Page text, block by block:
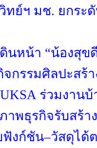
ย์ฯ มช. ยกระ
นหน้า “น้องสุข
กรรมศิลปะสร้
ร่วมงาน
าพธุรกิจรับสร้
งก์ชัน–วัสดุได้